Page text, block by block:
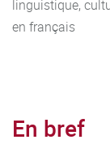
linguistique,
en français
En bref